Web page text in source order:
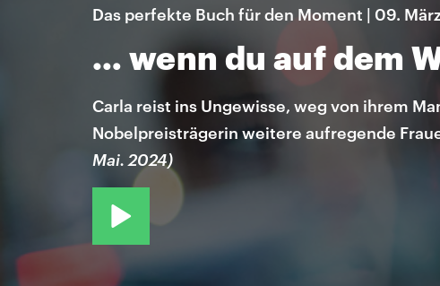
Das perfekte Buch für den Moment | 09.
… wenn du auf dem
Carla reist ins Ungewisse, weg von ihrem
Nobelpreisträgerin weitere aufregende
Mai. 2024)